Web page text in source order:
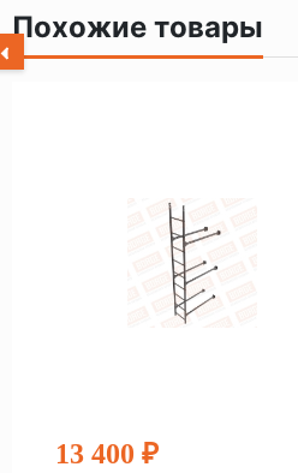
Похожие товары
13 400 ₽